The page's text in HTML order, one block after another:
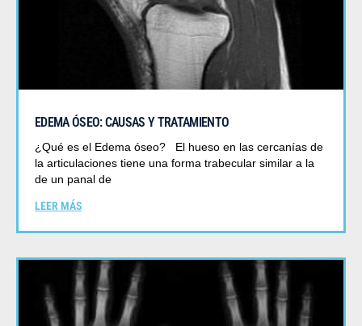
EDEMA ÓSEO: CAUSAS Y TRATAMIENTO
¿Qué es el Edema óseo? El hueso en las cercanías de
la articulaciones tiene una forma trabecular similar a la
de un panal de
LEER MÁS